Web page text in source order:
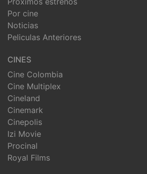
Por cine
Noticias
Peliculas Anteriores
CINES
Cine Colombia
Cine Multiplex
Cineland
Cinemark
Cinepolis
Izi Movie
Procinal
Royal Films